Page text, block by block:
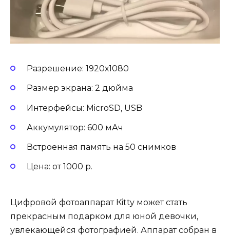
Разрешение: 1920х1080
Размер экрана: 2 дюйма
Интерфейсы: MicroSD, USB
Аккумулятор: 600 мАч
Встроенная память на 50 снимков
Цена: от 1000 р.
Цифровой фотоаппарат Кitty может стать
прекрасным подарком для юной девочки,
увлекающейся фотографией. Аппарат собран в